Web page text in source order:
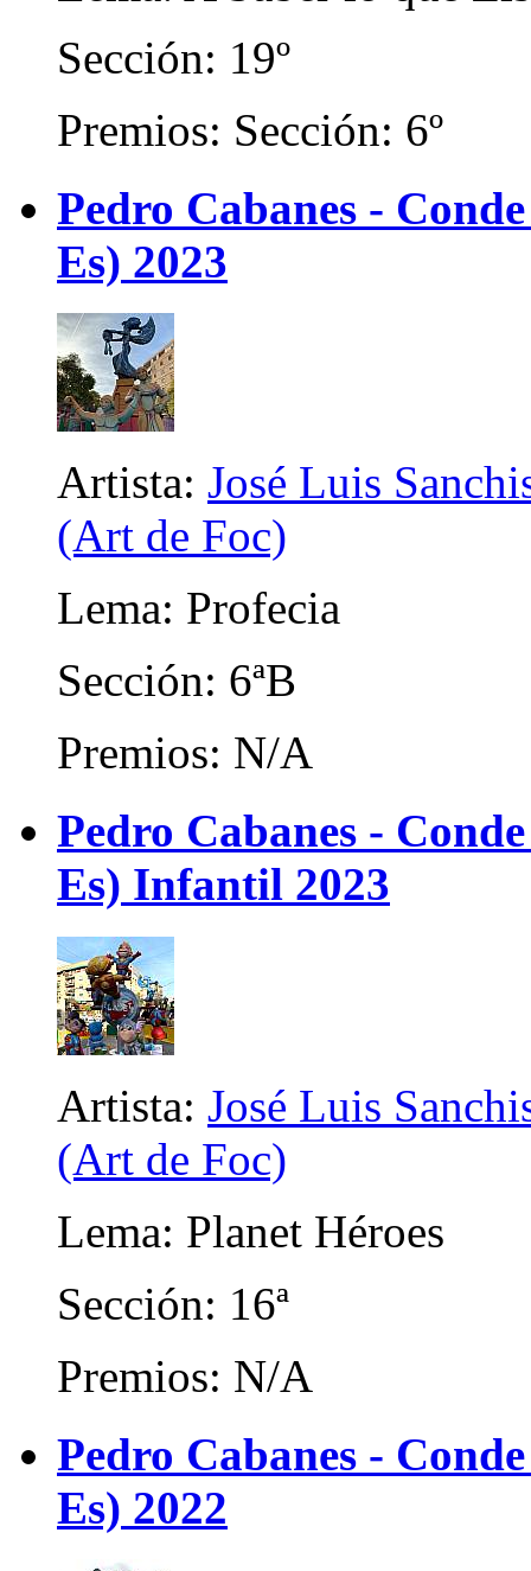
Sección: 19º
Premios: Sección: 6º
Pedro Cabanes -
Es) 2023
Artista: José Luis
(Art de Foc)
Lema: Profecia
Sección: 6ªB
Premios: N/A
Pedro Cabanes -
Es) Infantil 2023
Artista: José Luis
(Art de Foc)
Lema: Planet Héroes
Sección: 16ª
Premios: N/A
Pedro Cabanes -
Es) 2022